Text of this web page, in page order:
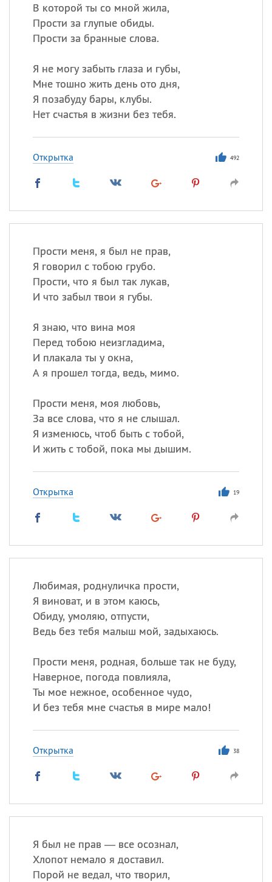
В которой ты со мной жила,
Прости за глупые обиды.
Прости за бранные слова.
Я не могу забыть глаза и губы,
Мне тошно жить день ото дня,
Я позабуду бары, клубы.
Нет счастья в жизни без тебя.
Открытка 492
Прости меня, я был не прав,
Я говорил с тобою грубо.
Прости, что я был так лукав,
И что забыл твои я губы.
Я знаю, что вина моя
Перед тобою неизгладима,
И плакала ты у окна,
А я прошел тогда, ведь, мимо.
Прости меня, моя любовь,
За все слова, что я не слышал.
Я изменюсь, чтоб быть с тобой,
И жить с тобой, пока мы дышим.
Открытка 19
Любимая, роднуличка прости,
Я виноват, и в этом каюсь,
Обиду, умоляю, отпусти,
Ведь без тебя малыш мой, задыхаюсь.
Прости меня, родная, больше так не буду,
Наверное, погода повлияла,
Ты мое нежное, особенное чудо,
И без тебя мне счастья в мире мало!
Открытка 38
Я был не прав — все осознал,
Хлопот немало я доставил.
Порой не ведал, что творил,
Посмотреть значение
происхождение